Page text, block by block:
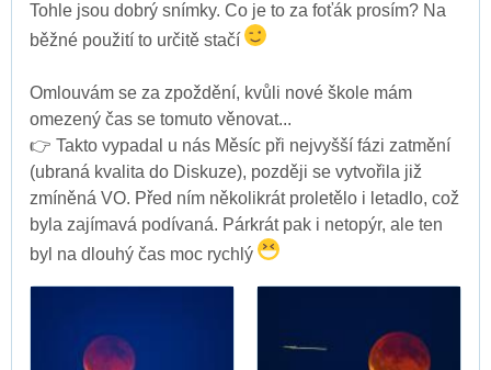
Tohle jsou dobrý snímky. Co je to za foťák prosím? Na
běžné použití to určitě stačí
Omlouvám se za zpoždění, kvůli nové škole mám
omezený čas se tomuto věnovat...
👉 Takto vypadal u nás Měsíc při nejvyšší fázi zatmění
(ubraná kvalita do Diskuze), později se vytvořila již
zmíněná VO. Před ním několikrát proletělo i letadlo, což
byla zajímavá podívaná. Párkrát pak i netopýr, ale ten
byl na dlouhý čas moc rychlý